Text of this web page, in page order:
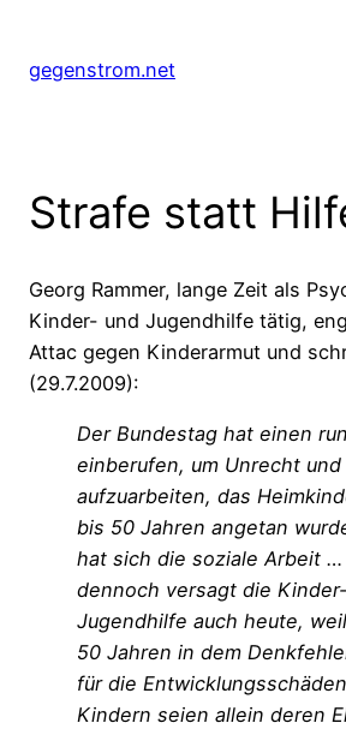
springen
gegenstrom.net
Strafe statt
Georg Rammer, lange Zeit als
Kinder- und Jugendhilfe tätig,
Attac gegen Kinderarmut und
(29.7.2009):
Der Bundestag hat einen
einberufen, um Unrecht und
aufzuarbeiten, das
bis 50 Jahren angetan
hat sich die soziale Arbeit
dennoch versagt die
Jugendhilfe auch heute,
50 Jahren in dem
für die
Kindern seien allein deren